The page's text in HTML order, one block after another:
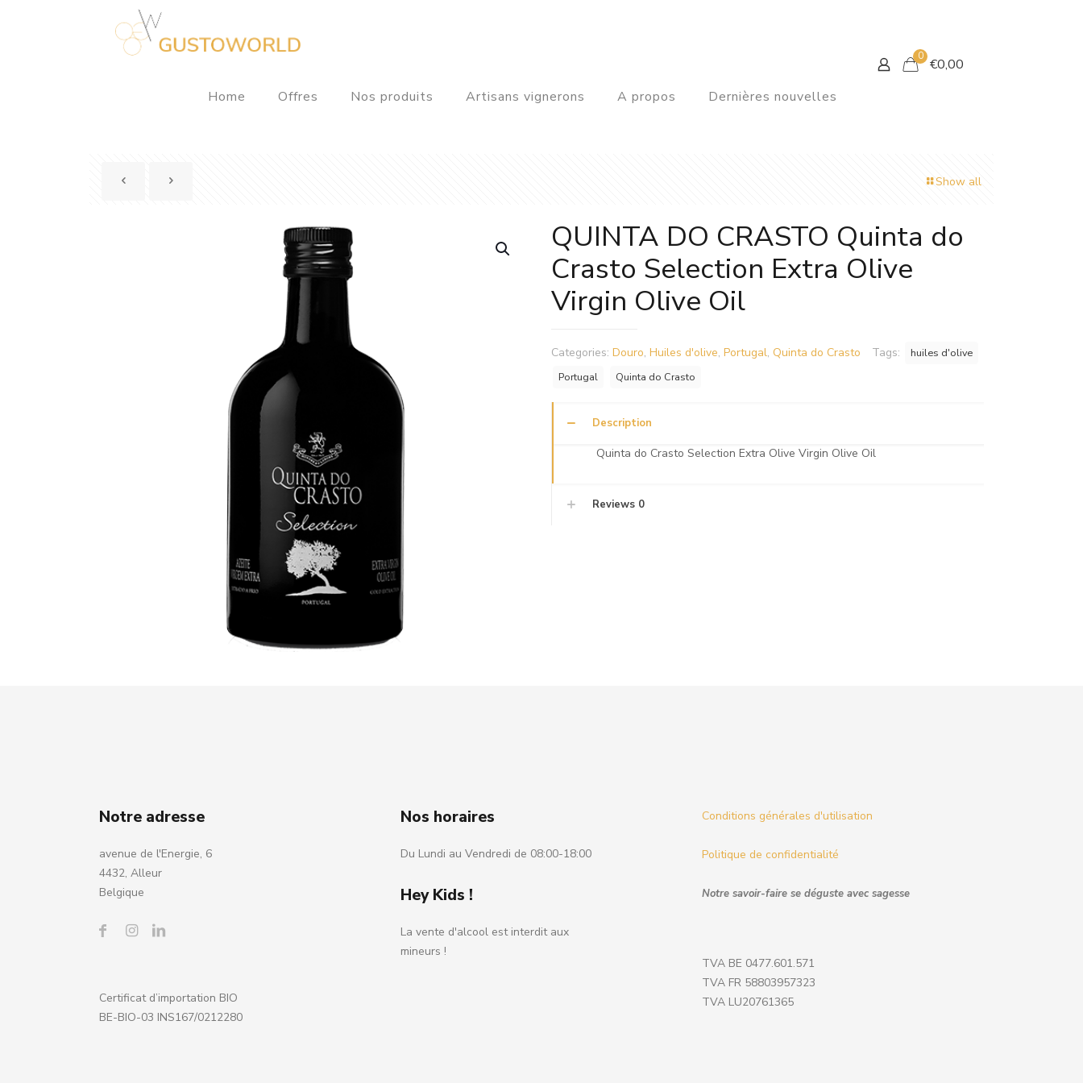
Home Offres Nos produits Artisans vignerons A propos Dernières nouvelles
0 €0,00
Show all
QUINTA DO CRASTO Quinta do
Crasto Selection Extra Olive
Virgin Olive Oil
Categories: Douro, Huiles d'olive, Portugal, Quinta do Crasto Tags:
huiles d'olive
Portugal
Quinta do Crasto
Description
Quinta do Crasto Selection Extra Olive Virgin Olive Oil
Reviews 0
Notre adresse
avenue de l'Energie, 6
4432, Alleur
Belgique
Certificat d’importation BIO
BE-BIO-03 INS167/0212280
Nos horaires
Du Lundi au Vendredi de 08:00-18:00
Hey Kids !
La vente d'alcool est interdit aux
mineurs !
Conditions générales d'utilisation
Politique de confidentialité
Notre savoir-faire se déguste avec sagesse
TVA BE 0477.601.571
TVA FR 58803957323
TVA LU20761365